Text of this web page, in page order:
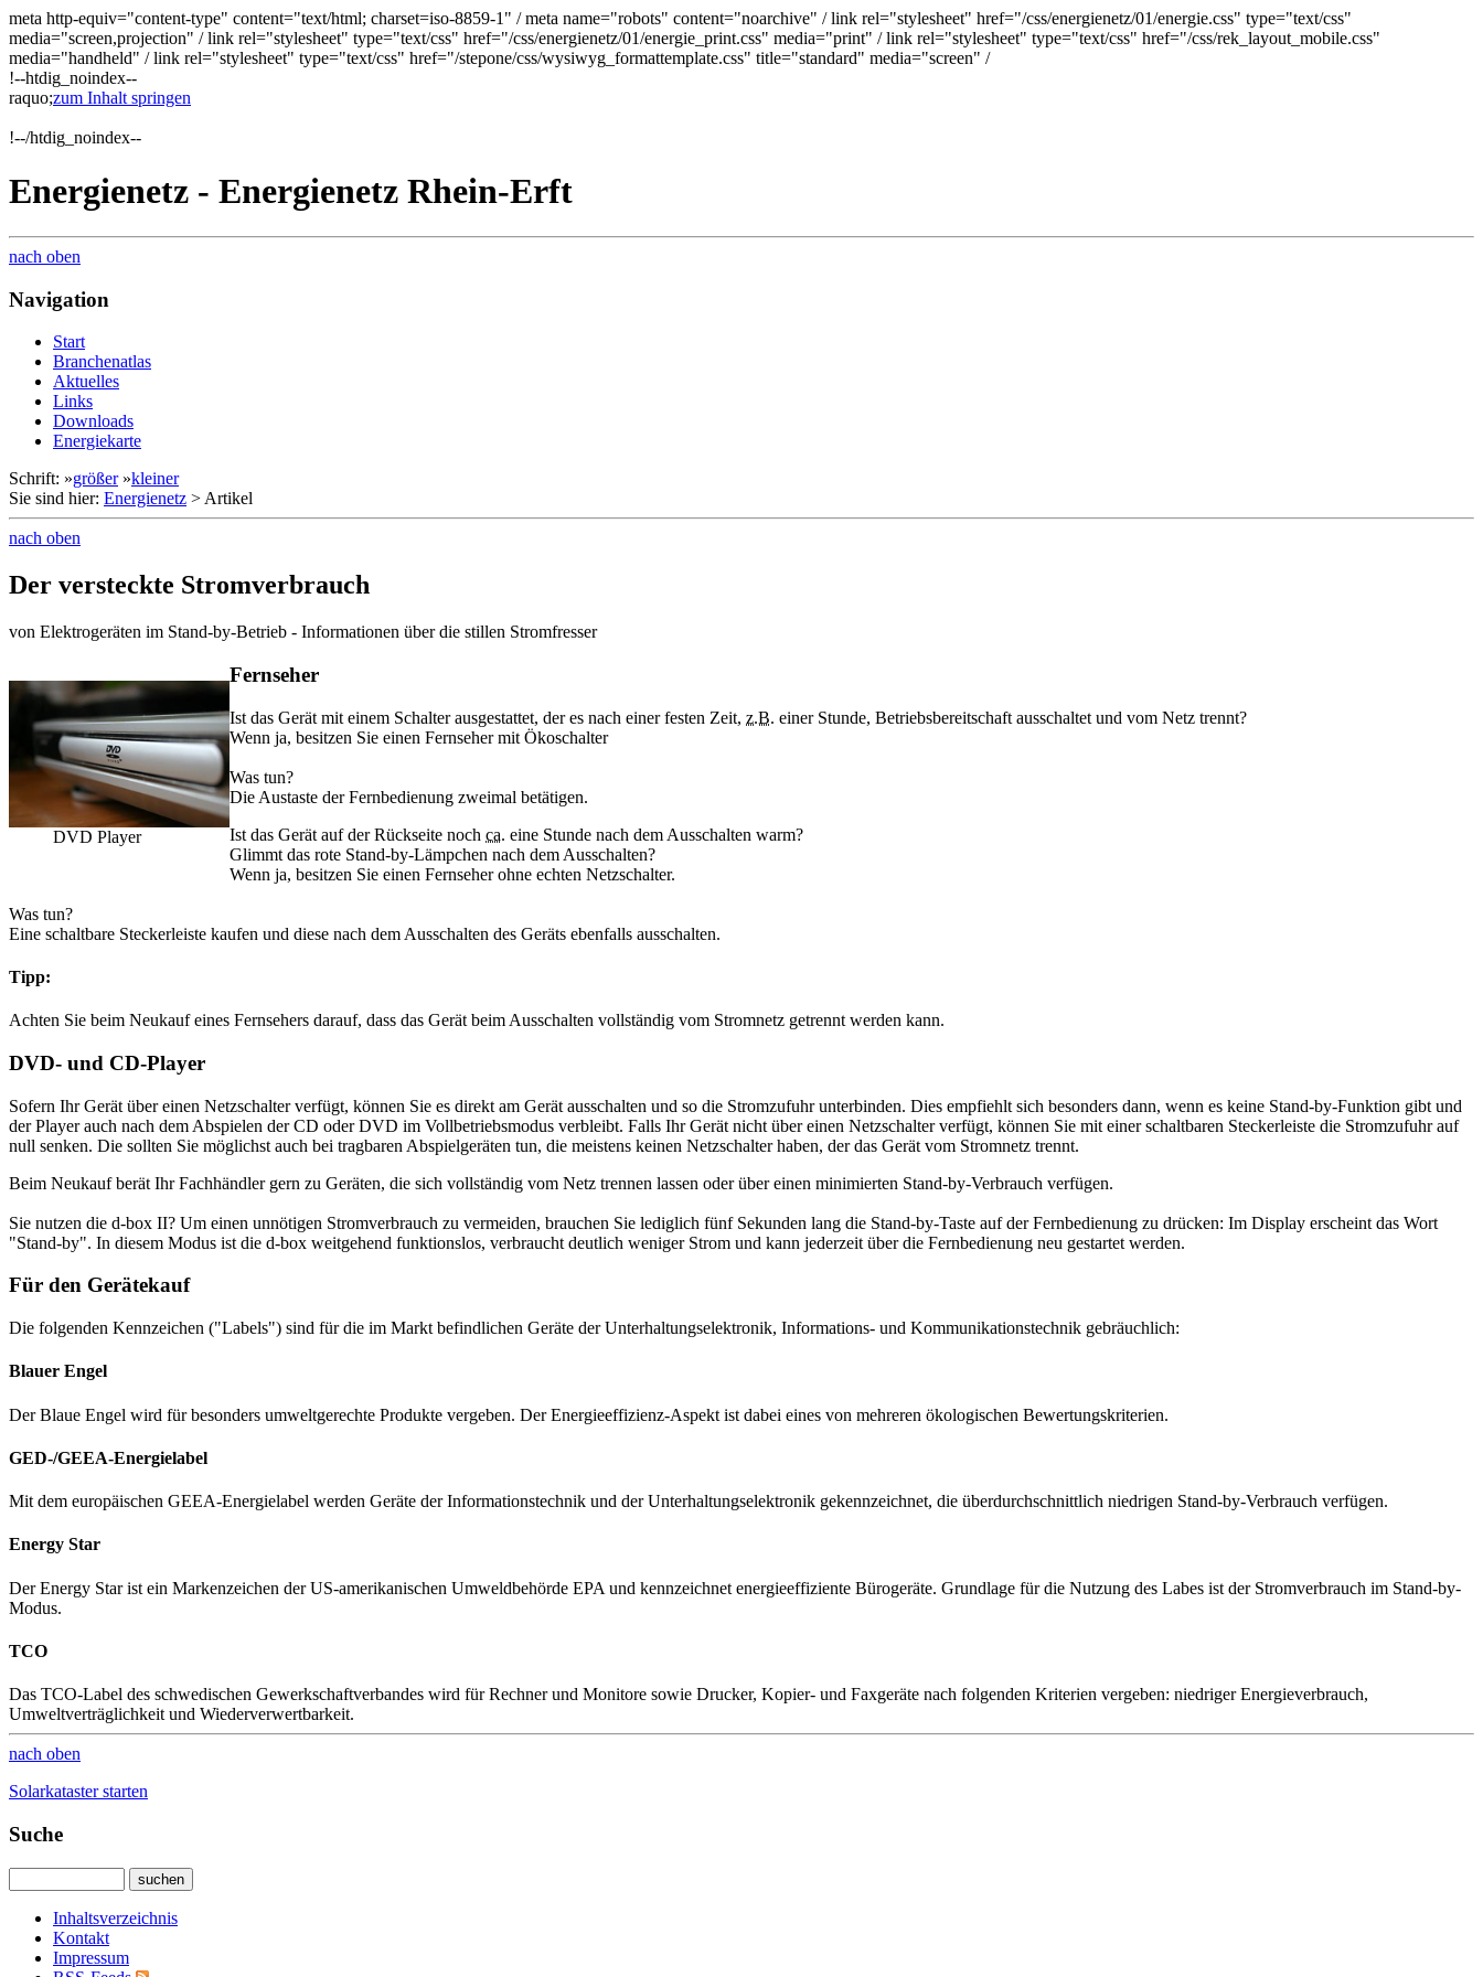
meta http-equiv="content-type" content="text/html; charset=iso-8859-1" / meta name="robots" content="noarchive" /link rel="stylesheet" href="/css/energienetz/01/energie.css" type="text/css"
media="screen,projection" / link rel="stylesheet" type="text/css" href="/css/energienetz/01/energie_print.css" media="print" / link rel="stylesheet" type="text/css" href="/css/rek_layout_mobile.css"
media="handheld" / link rel="stylesheet" type="text/css" href="/stepone/css/wysiwyg_formattemplate.css" title="standard" media="screen" /
!--htdig_noindex--
raquo;zum Inhalt springen
!--/htdig_noindex--
Energienetz - Energienetz Rhein-Erft
nach oben
Navigation
Start
Branchenatlas
Aktuelles
Links
Downloads
Energiekarte
Schrift: »größer»kleiner
Sie sind hier: Energienetz > Artikel
nach oben
Der versteckte Stromverbrauch
von Elektrogeräten im Stand-by-Betrieb - Informationen über die stillen Stromfresser
DVD Player
Fernseher
Ist das Gerät mit einem Schalter ausgestattet, der es nach einer festen Zeit, z.B. einer Stunde, Betriebsbereitschaft ausschaltet und vom Netz trennt?
Wenn ja, besitzen Sie einen Fernseher mit Ökoschalter
Was tun?
Die Austaste der Fernbedienung zweimal betätigen.
Ist das Gerät auf der Rückseite noch ca. eine Stunde nach dem Ausschalten warm?
Glimmt das rote Stand-by-Lämpchen nach dem Ausschalten?
Wenn ja, besitzen Sie einen Fernseher ohne echten Netzschalter.
Was tun?
Eine schaltbare Steckerleiste kaufen und diese nach dem Ausschalten des Geräts ebenfalls ausschalten.
Tipp:
Achten Sie beim Neukauf eines Fernsehers darauf, dass das Gerät beim Ausschalten vollständig vom Stromnetz getrennt werden kann.
DVD- und CD-Player
Sofern Ihr Gerät über einen Netzschalter verfügt, können Sie es direkt am Gerät ausschalten und so die Stromzufuhr unterbinden. Dies empfiehlt sich besonders dann, wenn es keine Stand-by-Funktion gibt und
der Player auch nach dem Abspielen der CD oder DVD im Vollbetriebsmodus verbleibt. Falls Ihr Gerät nicht über einen Netzschalter verfügt, können Sie mit einer schaltbaren Steckerleiste die Stromzufuhr auf
null senken. Die sollten Sie möglichst auch bei tragbaren Abspielgeräten tun, die meistens keinen Netzschalter haben, der das Gerät vom Stromnetz trennt.
Beim Neukauf berät Ihr Fachhändler gern zu Geräten, die sich vollständig vom Netz trennen lassen oder über einen minimierten Stand-by-Verbrauch verfügen.
Sie nutzen die d-box II? Um einen unnötigen Stromverbrauch zu vermeiden, brauchen Sie lediglich fünf Sekunden lang die Stand-by-Taste auf der Fernbedienung zu drücken: Im Display erscheint das Wort
"Stand-by". In diesem Modus ist die d-box weitgehend funktionslos, verbraucht deutlich weniger Strom und kann jederzeit über die Fernbedienung neu gestartet werden.
Für den Gerätekauf
Die folgenden Kennzeichen ("Labels") sind für die im Markt befindlichen Geräte der Unterhaltungselektronik, Informations- und Kommunikationstechnik gebräuchlich:
Blauer Engel
Der Blaue Engel wird für besonders umweltgerechte Produkte vergeben. Der Energieeffizienz-Aspekt ist dabei eines von mehreren ökologischen Bewertungskriterien.
GED-/GEEA-Energielabel
Mit dem europäischen GEEA-Energielabel werden Geräte der Informationstechnik und der Unterhaltungselektronik gekennzeichnet, die überdurchschnittlich niedrigen Stand-by-Verbrauch verfügen.
Energy Star
Der Energy Star ist ein Markenzeichen der US-amerikanischen Umweldbehörde EPA und kennzeichnet energieeffiziente Bürogeräte. Grundlage für die Nutzung des Labes ist der Stromverbrauch im Stand-by-
Modus.
TCO
Das TCO-Label des schwedischen Gewerkschaftverbandes wird für Rechner und Monitore sowie Drucker, Kopier- und Faxgeräte nach folgenden Kriterien vergeben: niedriger Energieverbrauch,
Umweltverträglichkeit und Wiederverwertbarkeit.
nach oben
Solarkataster starten
Suche
Inhaltsverzeichnis
Kontakt
Impressum